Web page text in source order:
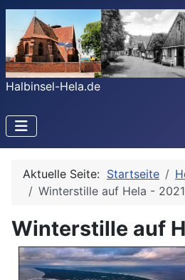
Halbinsel-Hela.de
Aktuelle Seite: Startseite
Winterstille auf Hela - 2021
Winterstille auf